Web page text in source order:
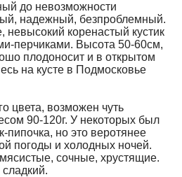
до невозможности
надежный, безпроблемный.
невысокий коренастый кустик
перчиками. Высота 50-60см,
плодоносит и в открытом
на кусте в Подмосковье
цвета, возможен чуть
90-120г. У некоторых был
пипочка, но это веротянее
погоды и холодных ночей.
сочные, хрустящие.